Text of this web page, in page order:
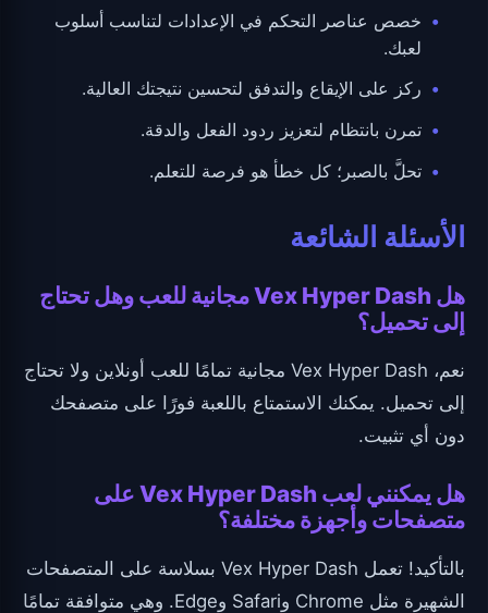
خصص عناصر التحكم في الإعدادات لتناسب أسلوب
لعبك.
ركز على الإيقاع والتدفق لتحسين نتيجتك العالية.
تمرن بانتظام لتعزيز ردود الفعل والدقة.
تحلَّ بالصبر؛ كل خطأ هو فرصة للتعلم.
الأسئلة الشائعة
هل Vex Hyper Dash مجانية للعب وهل تحتاج
إلى تحميل؟
نعم، Vex Hyper Dash مجانية تمامًا للعب أونلاين ولا تحتاج
إلى تحميل. يمكنك الاستمتاع باللعبة فورًا على متصفحك
دون أي تثبيت.
هل يمكنني لعب Vex Hyper Dash على
متصفحات وأجهزة مختلفة؟
بالتأكيد! تعمل Vex Hyper Dash بسلاسة على المتصفحات
الشهيرة مثل Chrome وSafari وEdge. وهي متوافقة تمامًا